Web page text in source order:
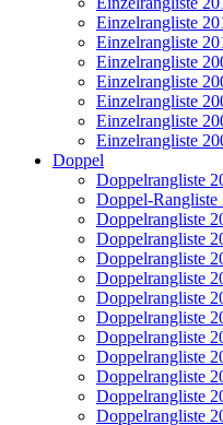
Einzelrangliste
Einzelrangliste
Einzelrangliste
Einzelrangliste
Einzelrangliste
Einzelrangliste
Einzelrangliste
Doppel
Doppelrangliste
Doppel-Rangliste
Doppelrangliste
Doppelrangliste
Doppelrangliste
Doppelrangliste
Doppelrangliste
Doppelrangliste
Doppelrangliste
Doppelrangliste
Doppelrangliste
Doppelrangliste
Doppelrangliste